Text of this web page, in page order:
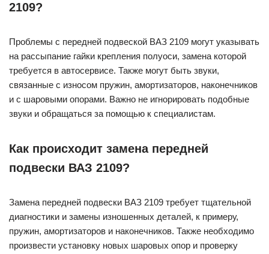
2109?
Проблемы с передней подвеской ВАЗ 2109 могут указывать
на рассыпание гайки крепления полуоси, замена которой
требуется в автосервисе. Также могут быть звуки,
связанные с износом пружин, амортизаторов, наконечников
и с шаровыми опорами. Важно не игнорировать подобные
звуки и обращаться за помощью к специалистам.
Как происходит замена передней
подвески ВАЗ 2109?
Замена передней подвески ВАЗ 2109 требует тщательной
диагностики и замены изношенных деталей, к примеру,
пружин, амортизаторов и наконечников. Также необходимо
произвести установку новых шаровых опор и проверку